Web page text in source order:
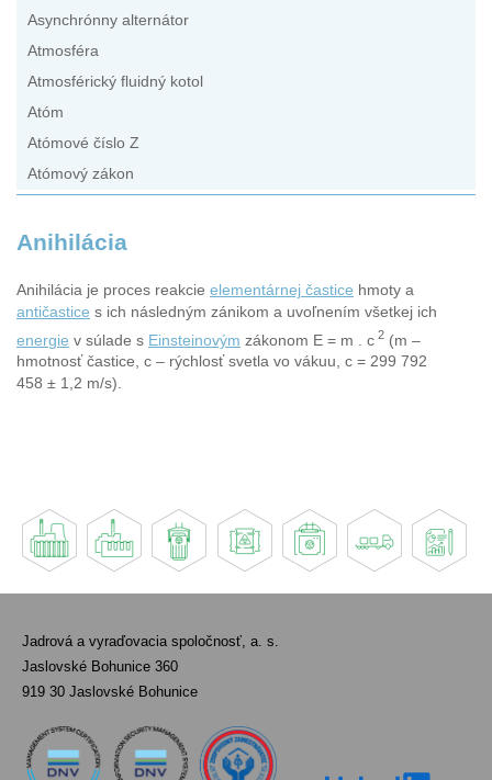
Asynchrónny alternátor
Atmosféra
Atmosférický fluidný kotol
Atóm
Atómové číslo Z
Atómový zákon
Anihilácia
Anihilácia je proces reakcie elementárnej častice hmoty a
antičastice s ich následným zánikom a uvoľnením všetkej ich
energie v súlade s Einsteinovým zákonom E = m . c 2 (m –
hmotnosť častice, c – rýchlosť svetla vo vákuu, c = 299 792
458 ± 1,2 m/s).
Jadrová a vyraďovacia spoločnosť, a. s.
Jaslovské Bohunice 360
919 30 Jaslovské Bohunice